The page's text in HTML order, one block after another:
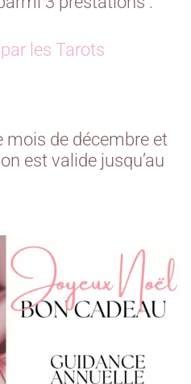
les Tarots
mois de décembre et
est valide jusqu’au